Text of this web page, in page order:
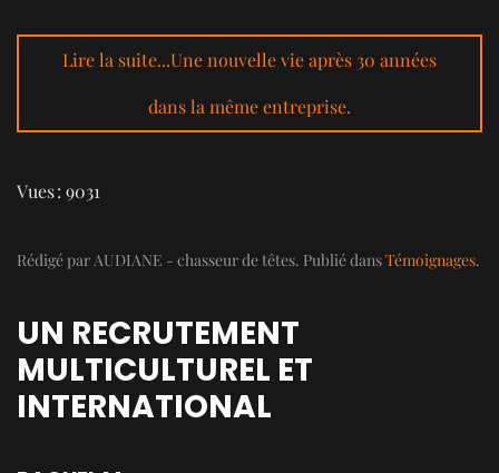
Lire la suite...Une nouvelle vie après 30 années
dans la même entreprise.
Vues : 9031
Rédigé par AUDIANE - chasseur de têtes. Publié dansTémoignages.
UN RECRUTEMENT
MULTICULTUREL ET
INTERNATIONAL